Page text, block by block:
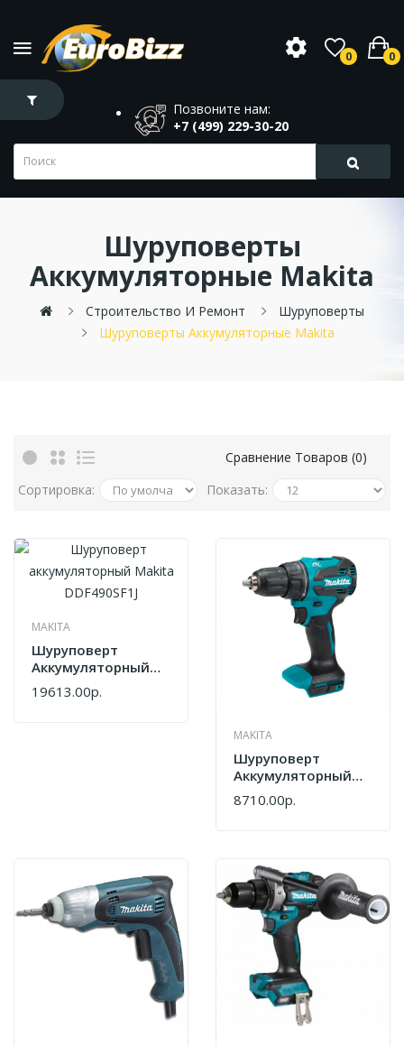
0 0
Позвоните нам:
+7 (499) 229-30-20
Шуруповерты
Аккумуляторные Makita
Строительство И Ремонт
Шуруповерты
Шуруповерты Аккумуляторные Makita
Сравнение Товаров (0)
Сортировка:
Показать:
MAKITA
Шуруповерт
Аккумуляторный
Makita DDF490SF1J
19613.00р.
MAKITA
Шуруповерт
Аккумуляторный
Makita DHP490Z
8710.00р.